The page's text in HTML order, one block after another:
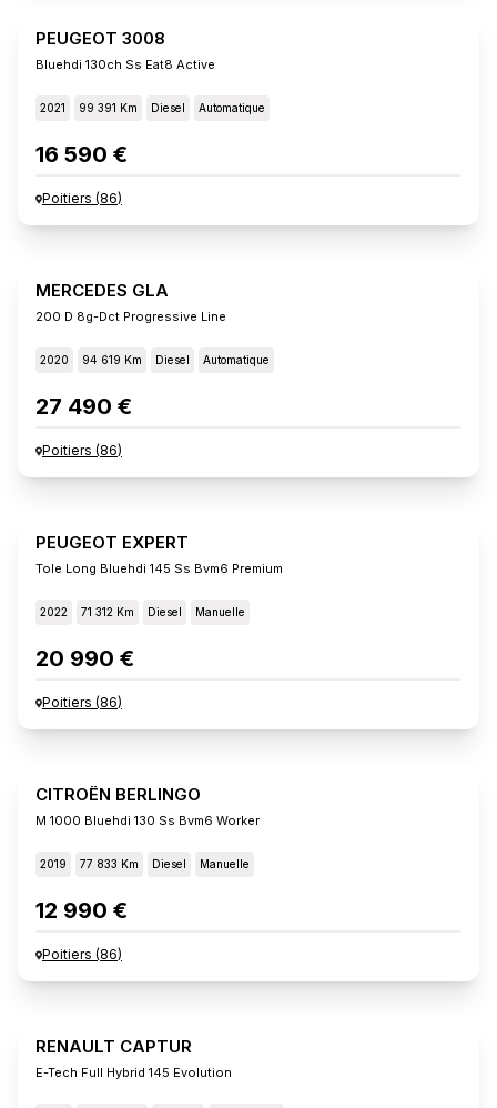
PEUGEOT 3008
Bluehdi 130ch Ss Eat8 Active
2021 99 391 Km Diesel Automatique
16 590 €
Poitiers (86)
MERCEDES GLA
200 D 8g-Dct Progressive Line
2020 94 619 Km Diesel Automatique
27 490 €
Poitiers (86)
PEUGEOT EXPERT
Tole Long Bluehdi 145 Ss Bvm6 Premium
2022 71 312 Km Diesel Manuelle
20 990 €
Poitiers (86)
CITROËN BERLINGO
M 1000 Bluehdi 130 Ss Bvm6 Worker
2019 77 833 Km Diesel Manuelle
12 990 €
Poitiers (86)
RENAULT CAPTUR
E-Tech Full Hybrid 145 Evolution